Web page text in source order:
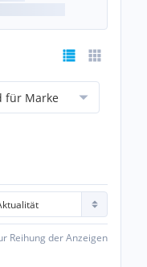
für Marke
Reihung der Anzeigen